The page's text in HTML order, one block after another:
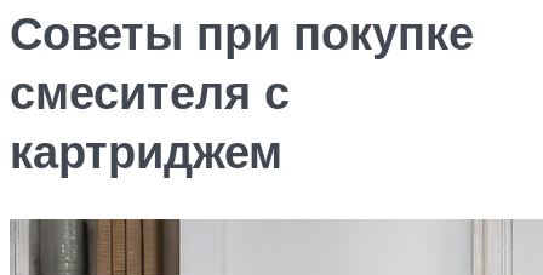
Советы при покупке
смесителя с
картриджем